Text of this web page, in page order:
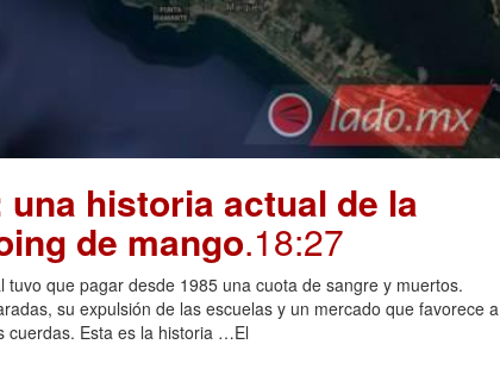
historia actual de la
de mango.18:27
que pagar desde 1985 una cuota de sangre y muertos.
su expulsión de las escuelas y un mercado que favorece a
cuerdas. Esta es la historia …El